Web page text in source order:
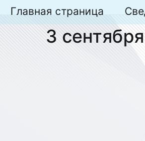
Перейти
содержимому
Главная страница
3